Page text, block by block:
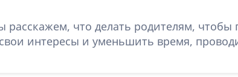
расскажем, что делать родителям, чтобы
интересы и уменьшить время,